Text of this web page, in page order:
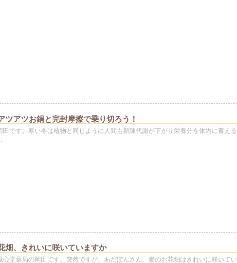
ツアツお鍋と完封摩擦で乗り切ろう！
田です。寒い冬は植物と同じように人間も新陳代謝が下がり栄養分を体内に蓄える
畑、きれいに咲いていますか
心堂薬局の岡田です。突然ですが、あだぽんさん。腸のお花畑はきれいに咲いてい